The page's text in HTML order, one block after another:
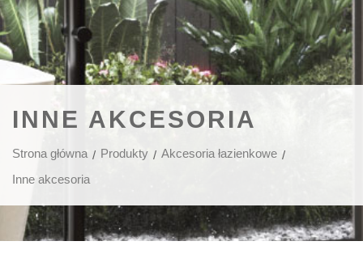
INNE AKCESORIA
Strona główna Produkty
Akcesoria łazienkowe
Inne akcesoria